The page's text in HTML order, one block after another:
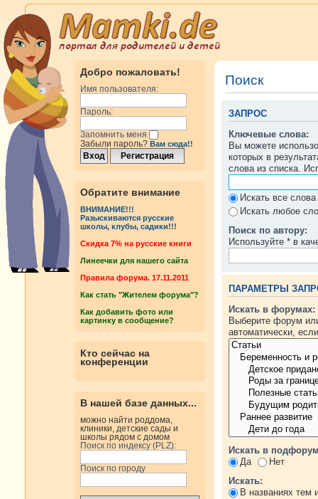
Добро пожаловать!
Имя пользователя:
Пароль:
Запомнить меня
Забыли пароль? Вам сюда!!
Обратите внимание
ВНИМАНИЕ!!!
Разыскиваются русские
школы, клубы, садики!!!
Cкидка 7% на русские книги
Линеечки для нашего сайта
Правила форума. 17.11.2011
Как стать "Жителем форума"?
Как добавить фото или
картинку в сообщение?
Кто сейчас на
конференции
В нашей базе данных...
можно найти роддома,
клиники, детские сады и
школы рядом с домом
Поиск по индексу (PLZ):
Поиск по городу
Поиск
ЗАПРОС
Ключевые слова:
Вы можете
которых в
слова из списка.
Искать все слова
Искать любое
Поиск по автору:
Используйте * в
ПАРАМЕТРЫ
Искать в форумах:
Выберите форум
автоматически,
Искать в
Да
Нет
Искать:
В названиях тем